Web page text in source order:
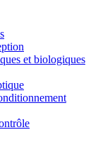
et biologiques